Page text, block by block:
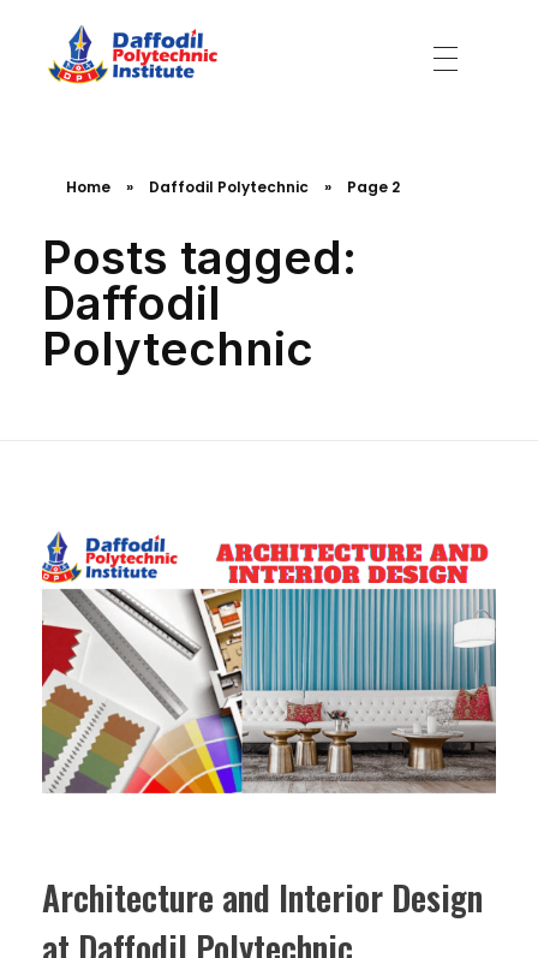
Home » Daffodil Polytechnic » Page 2
Posts tagged:
Daffodil
Polytechnic
Architecture and Interior Design
at Daffodil Polytechnic